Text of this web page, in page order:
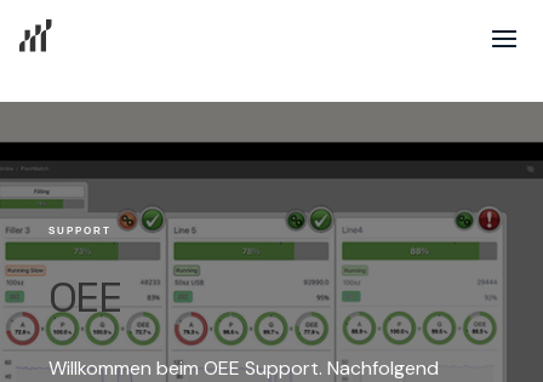
SUPPORT
OEE
Willkommen beim OEE Support. Nachfolgend